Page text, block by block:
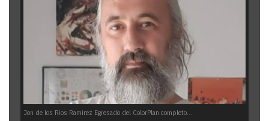
Jon de los Rios Ramirez Egresado del ColorPlan completo...